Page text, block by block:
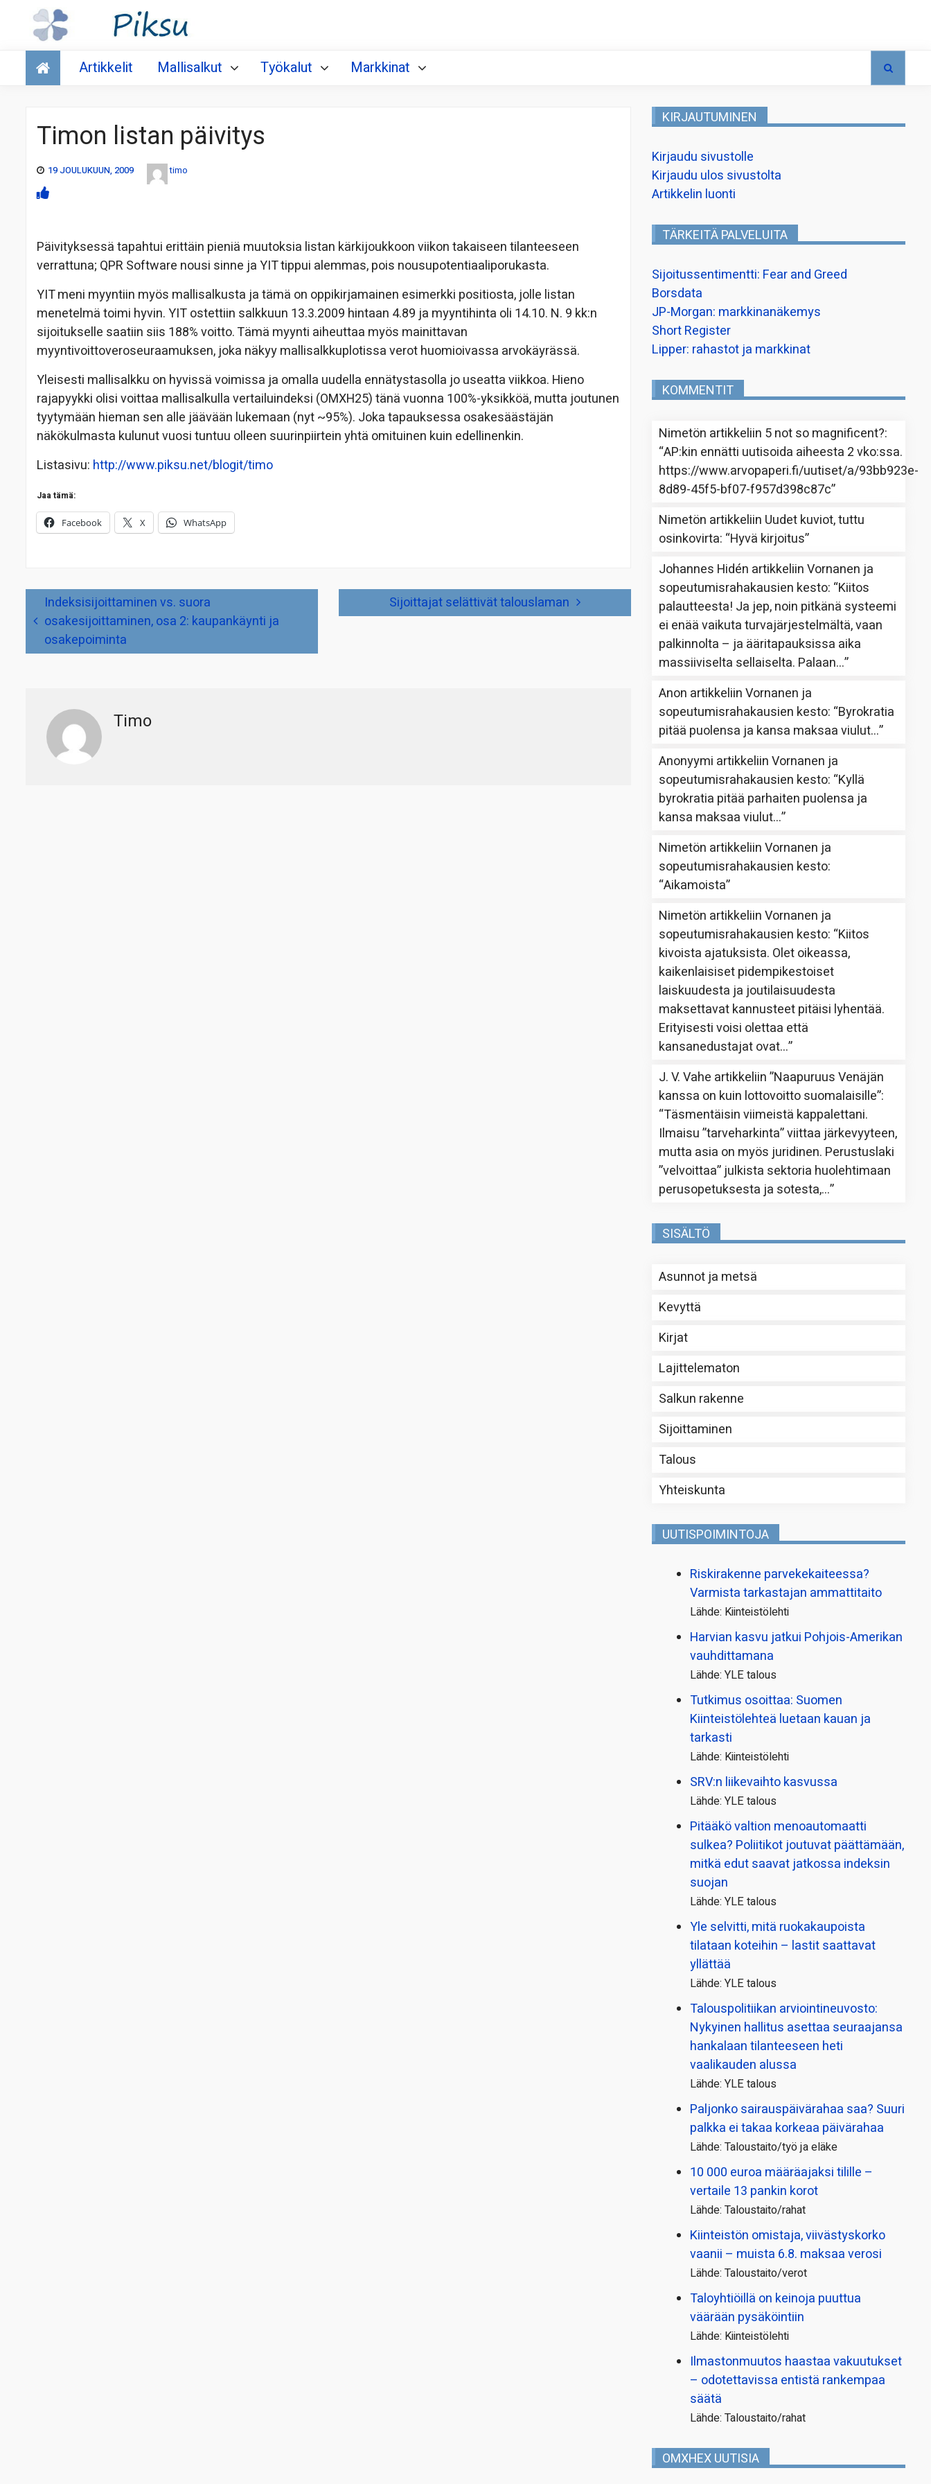
Talous
Artikkelit Mallisalkut Työkalut Markkinat
Timon listan päivitys
19 JOULUKUUN, 2009 timo
Päivityksessä tapahtui erittäin pieniä muutoksia listan kärkijoukkoon viikon takaiseen tilanteeseen
verrattuna; QPR Software nousi sinne ja YIT tippui alemmas, pois nousupotentiaaliporukasta.
YIT meni myyntiin myös mallisalkusta ja tämä on oppikirjamainen esimerkki positiosta, jolle listan
menetelmä toimi hyvin. YIT ostettiin salkkuun 13.3.2009 hintaan 4.89 ja myyntihinta oli 14.10. N. 9 kk:n
sijoitukselle saatiin siis 188% voitto. Tämä myynti aiheuttaa myös mainittavan
myyntivoittoveroseuraamuksen, joka näkyy mallisalkkuplotissa verot huomioivassa arvokäyrässä.
Yleisesti mallisalkku on hyvissä voimissa ja omalla uudella ennätystasolla jo useatta viikkoa. Hieno
rajapyykki olisi voittaa mallisalkulla vertailuindeksi (OMXH25) tänä vuonna 100%-yksikköä, mutta joutunen
tyytymään hieman sen alle jäävään lukemaan (nyt ~95%). Joka tapauksessa osakesäästäjän
näkökulmasta kulunut vuosi tuntuu olleen suurinpiirtein yhtä omituinen kuin edellinenkin.
Listasivu: http://www.piksu.net/blogit/timo
Jaa tämä:
Facebook X WhatsApp
Artikkelien
selausIndeksisijoittaminen vs. suora
osakesijoittaminen, osa 2: kaupankäynti ja
osakepoiminta
Sijoittajat selättivät talouslaman
Timo
KIRJAUTUMINEN
Kirjaudu sivustolle
Kirjaudu ulos sivustolta
Artikkelin luonti
TÄRKEITÄ PALVELUITA
Sijoitussentimentti: Fear and Greed
Borsdata
JP-Morgan: markkinanäkemys
Short Register
Lipper: rahastot ja markkinat
KOMMENTIT
Nimetön artikkeliin 5 not so magnificent?:
“AP:kin ennätti uutisoida aiheesta 2 vko:ssa.
https://www.arvopaperi.fi/uutiset/a/93bb923e-
8d89-45f5-bf07-f957d398c87c”
Nimetön artikkeliin Uudet kuviot, tuttu
osinkovirta: “Hyvä kirjoitus”
Johannes Hidén artikkeliinVornanen ja
sopeutumisrahakausien kesto: “Kiitos
palautteesta! Ja jep, noin pitkänä systeemi
ei enää vaikuta turvajärjestelmältä, vaan
palkinnolta – ja ääritapauksissa aika
massiiviselta sellaiselta. Palaan…”
Anon artikkeliinVornanen ja
sopeutumisrahakausien kesto: “Byrokratia
pitää puolensa ja kansa maksaa viulut…”
Anonyymi artikkeliinVornanen ja
sopeutumisrahakausien kesto: “Kyllä
byrokratia pitää parhaiten puolensa ja
kansa maksaa viulut…”
Nimetön artikkeliinVornanen ja
sopeutumisrahakausien kesto:
“Aikamoista”
Nimetön artikkeliinVornanen ja
sopeutumisrahakausien kesto: “Kiitos
kivoista ajatuksista. Olet oikeassa,
kaikenlaisiset pidempikestoiset
laiskuudesta ja joutilaisuudesta
maksettavat kannusteet pitäisi lyhentää.
Erityisesti voisi olettaa että
kansanedustajat ovat…”
J. V. Vahe artikkeliin”Naapuruus Venäjän
kanssa on kuin lottovoitto suomalaisille”:
“Täsmentäisin viimeistä kappalettani.
Ilmaisu ”tarveharkinta” viittaa järkevyyteen,
mutta asia on myös juridinen. Perustuslaki
”velvoittaa” julkista sektoria huolehtimaan
perusopetuksesta ja sotesta,…”
SISÄLTÖ
Asunnot ja metsä
Kevyttä
Kirjat
Lajittelematon
Salkun rakenne
Sijoittaminen
Talous
Yhteiskunta
UUTISPOIMINTOJA
Riskirakenne parvekekaiteessa?
Varmista tarkastajan ammattitaito
Lähde: Kiinteistölehti
Harvian kasvu jatkui Pohjois-Amerikan
vauhdittamana
Lähde: YLE talous
Tutkimus osoittaa: Suomen
Kiinteistölehteä luetaan kauan ja
tarkasti
Lähde: Kiinteistölehti
SRV:n liikevaihto kasvussa
Lähde: YLE talous
Pitääkö valtion menoautomaatti
sulkea? Poliitikot joutuvat päättämään,
mitkä edut saavat jatkossa indeksin
suojan
Lähde: YLE talous
Yle selvitti, mitä ruokakaupoista
tilataan koteihin – lastit saattavat
yllättää
Lähde: YLE talous
Talous­politiikan arviointi­neuvosto:
Nykyinen hallitus asettaa seuraajansa
hankalaan tilanteeseen heti
vaalikauden alussa
Lähde: YLE talous
Paljonko sairauspäivä­rahaa saa? Suuri
palkka ei takaa korkeaa päivärahaa
Lähde: Taloustaito/työ ja eläke
10 000 euroa määräajaksi tilille –
vertaile 13 pankin korot
Lähde: Taloustaito/rahat
Kiinteistön omistaja, viivästyskorko
vaanii – muista 6.8. maksaa verosi
Lähde: Taloustaito/verot
Taloyhtiöillä on keinoja puuttua
väärään pysäköintiin
Lähde: Kiinteistölehti
Ilmastonmuutos haastaa vakuutukset
– odotettavissa entistä rankempaa
säätä
Lähde: Taloustaito/rahat
OMXHEX UUTISIA